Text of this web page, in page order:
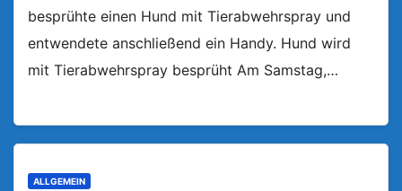
besprühte einen Hund mit Tierabwehrspray und
entwendete anschließend ein Handy. Hund wird
mit Tierabwehrspray besprüht Am Samstag,…
ALLGEMEIN